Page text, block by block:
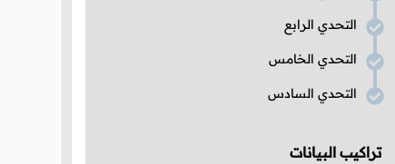
التحدي الرابع
التحدي الخامس
التحدي السادس
تراكيب البيانات